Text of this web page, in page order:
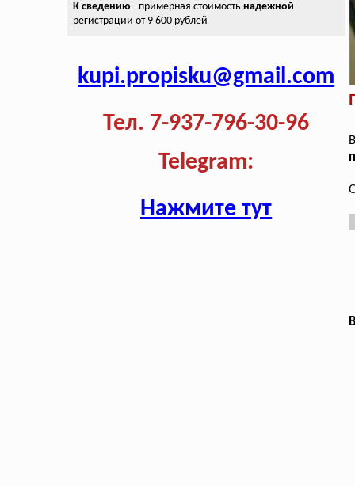
К сведению - примерная стоимость надежной
регистрации от 9 600 рублей
kupi.propisku@gmail.com
Тел. 7-937-796-30-96
Telegram:
Нажмите тут